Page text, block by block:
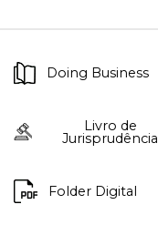
Doing Business
Livro de
Jurisprudência
Folder Digital